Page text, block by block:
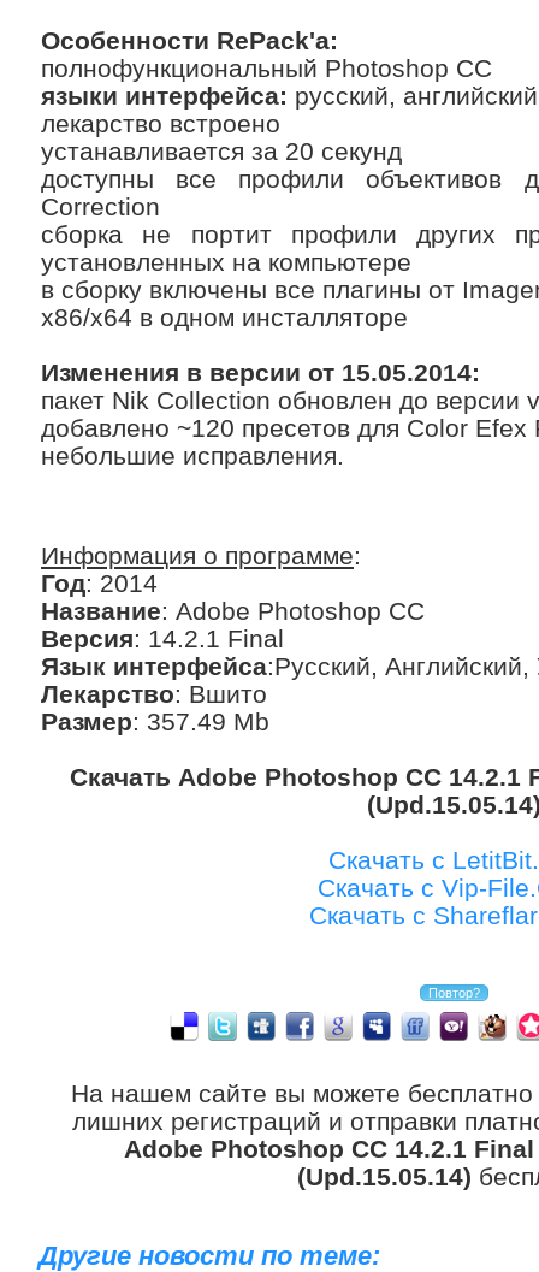
Особенности RePack'a:
полнофункциональный Photoshop CC
языки интерфейса: русский,
лекарство встроено
устанавливается за 20 секунд
доступны все профили
Correction
сборка не портит профили других
установленных на компьютере
в сборку включены все плагины от
x86/x64 в одном инсталляторе
Изменения в версии от 15.05.2014:
пакет Nik Collection обновлен до версии
добавлено ~120 пресетов для Color Efex
небольшие исправления.
Информация о программе:
Год: 2014
Название: Adobe Photoshop CC
Версия: 14.2.1 Final
Язык интерфейса:Русский, Английский,
Лекарство: Вшито
Размер: 357.49 Mb
Скачать Adobe Photoshop CC 14.2.1
Скачать с
Скачать с Vip-
Скачать с
На нашем сайте вы можете бесплатно
лишних регистраций и отправки
Adobe Photoshop CC 14.2.1
(Upd.15.05.14)
Другие новости по теме: